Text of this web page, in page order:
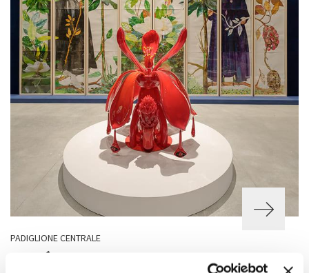
PADIGLIONE CENTRALE
MARÍA MAGDALENA CAMPOS‑PONS +